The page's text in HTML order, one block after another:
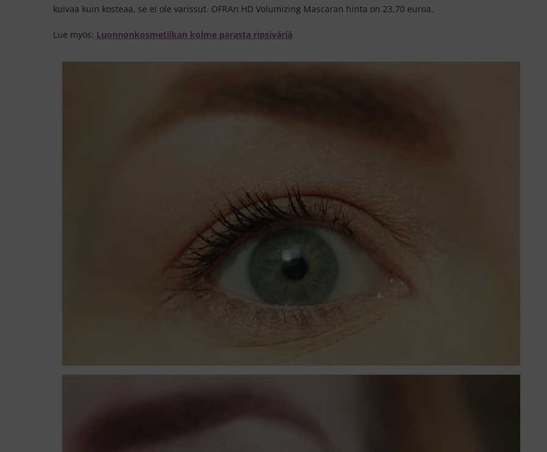
kuivaa kuin kosteaa, se ei ole varissut. OFRAn HD Volumizing Mascaran hinta on 23,70 euroa.
Lue myös: Luonnonkosmetiikan kolme parasta ripsiväriä